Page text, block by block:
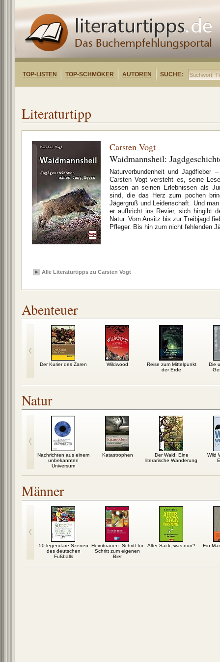
TOP-LISTEN TOP-SCHMÖKER AUTOREN SUCHE:
Literaturtipp
Carsten Vogt
Waidmannsheil:
Naturverbundenheit und
Carsten Vogt versteht es, seine
lassen an seinen Erlebnissen als
sind, die das Herz zum pochen
Jägergruß und Leidenschaft. Und
er aufbricht ins Revier, sich hingibt
Natur. Vom Ansitz bis zur Treibjagd
Pfleger. Bis hin zum nicht fehlenden
Alle Literaturtipps zu Carsten Vogt
Abenteuer
Der Kurier des Zaren Wildwood
Reise zum Mittelpunkt
der Erde
Die
Natur
Nachrichten aus einem
unbekannten
Universum
Katastrophen
Der Wald: Eine
literarische Wanderung
Wild
Männer
50 legendäre Szenen
des deutschen
Fußballs
Heimbrauen: Schritt für
Schritt zum eigenen
Bier
Alter Sack, was nun? Ein